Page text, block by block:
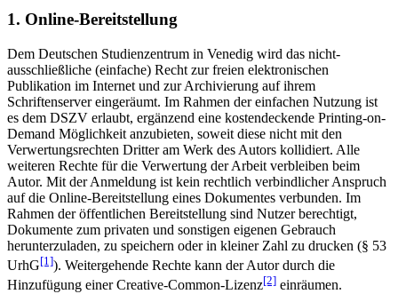
1. Online-Bereitstellung
Dem Deutschen Studienzentrum in Venedig wird das nicht-
ausschließliche (einfache) Recht zur freien elektronischen
Publikation im Internet und zur Archivierung auf ihrem
Schriftenserver eingeräumt. Im Rahmen der einfachen Nutzung ist
es dem DSZV erlaubt, ergänzend eine kostendeckende Printing-on-
Demand Möglichkeit anzubieten, soweit diese nicht mit den
Verwertungsrechten Dritter am Werk des Autors kollidiert. Alle
weiteren Rechte für die Verwertung der Arbeit verbleiben beim
Autor. Mit der Anmeldung ist kein rechtlich verbindlicher Anspruch
auf die Online-Bereitstellung eines Dokumentes verbunden. Im
Rahmen der öffentlichen Bereitstellung sind Nutzer berechtigt,
Dokumente zum privaten und sonstigen eigenen Gebrauch
herunterzuladen, zu speichern oder in kleiner Zahl zu drucken (§ 53
UrhG[1]). Weitergehende Rechte kann der Autor durch die
Hinzufügung einer Creative-Common-Lizenz[2] einräumen.